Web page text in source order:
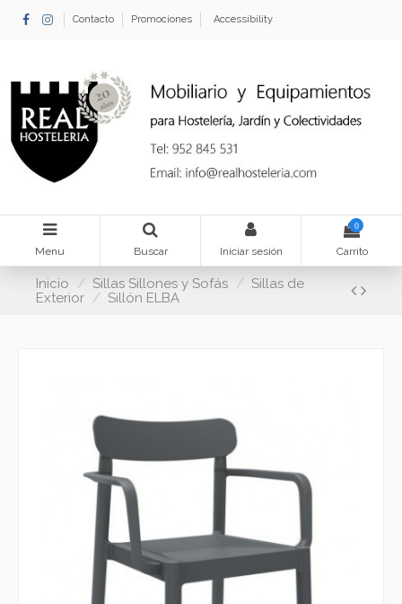
Contacto Promociones Accessibility
Menu Buscar Iniciar sesión
0
Carrito
Inicio Sillas Sillones y Sofás
Sillas de
Exterior
Sillón ELBA